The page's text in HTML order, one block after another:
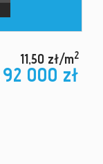
11,50 zł/m2
92 000 zł